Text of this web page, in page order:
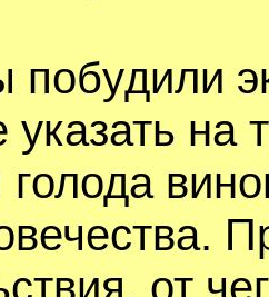
побyдили
yказать на